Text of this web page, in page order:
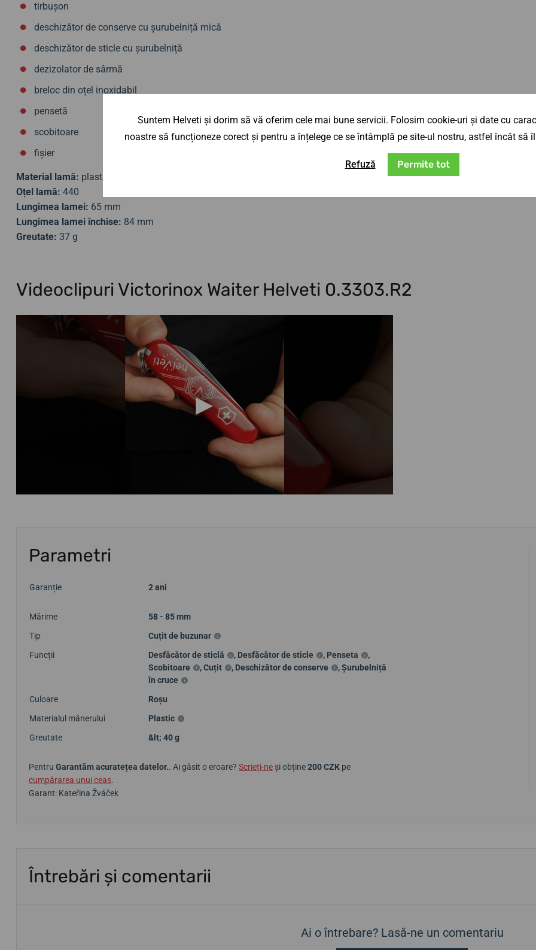
tirbușon
deschizător de conserve cu șurubelniță mică
deschizător de sticle cu șurubelniță
dezizolator de sârmă
breloc din oțel inoxidabil
pensetă
scobitoare
fișier
Material lamă: plastic
Oțel lamă: 440
Lungimea lamei: 65 mm
Lungimea lamei închise: 84 mm
Greutate: 37 g
Videoclipuri Victorinox Waiter Helveti 0.3303.R2
Parametri
Garanție 2 ani
Mărime
58 - 85 mm
Tip
Cuțit de buzunar
Funcții
Desfăcător de sticlă , Desfăcător de sticle , Penseta
,
Scobitoare
,Cuțit , Deschizător de conserve ,Șurubelniță
în cruce
Culoare
Roșu
Materialul mânerului
Plastic
Greutate
&lt; 40 g
Pentru Garantăm acuratețea datelor.. Ai găsit o eroare? Scrieți-ne și obține200 CZK pe
cumpărarea unui ceas.
Garant: Kateřina Žváček
Întrebări și comentarii
Ai o întrebare? Lasă-ne un comentariu
Suntem Helveti și dorim să vă oferim cele mai bune servicii. Folosim cookie-uri și date cu
noastre să funcționeze corect și pentru a înțelege ce se întâmplă pe site-ul nostru, astfel încât
Refuză Permite tot